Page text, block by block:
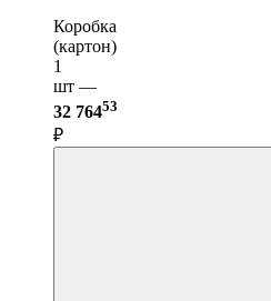
Коробка
(картон)
1
шт —
32 76453
₽